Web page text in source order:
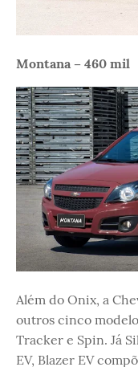
Montana – 460 mil
Além do Onix, a
outros cinco
Tracker e Spin. Já
EV, Blazer EV